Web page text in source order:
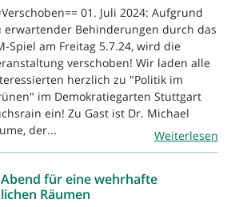
01. Juli 2024: Aufgrund
erwartender Behinderungen durch das
Spiel am Freitag 5.7.24, wird die
verschoben! Wir laden alle
herzlich zu "Politik im
im Demokratiegarten Stuttgart
ein! Zu Gast ist Dr. Michael
der...
Weiterlesen
für eine wehrhafte
Räumen